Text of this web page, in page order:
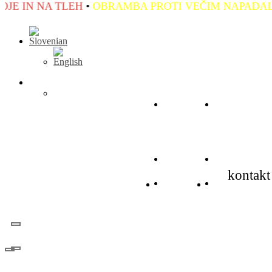
PROTI VEČIM NAPADALCEM•OBRAMBA PRED
Domov KRAV